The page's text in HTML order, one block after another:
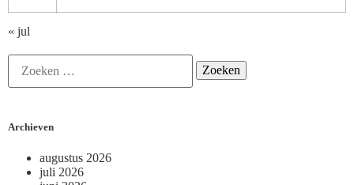
« jul
Archieven
augustus 2026
juli 2026